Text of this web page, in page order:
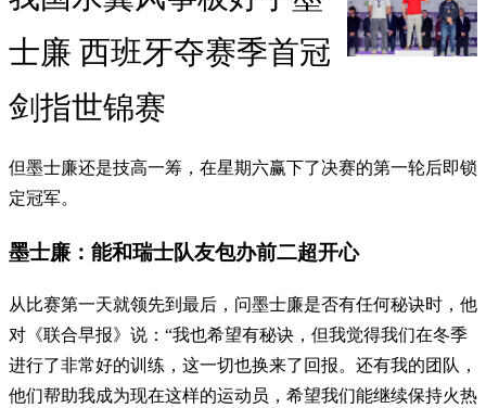
士廉 西班牙夺赛季首冠
剑指世锦赛
但墨士廉还是技高一筹，在星期六赢下了决赛的第一轮后即锁
定冠军。
墨士廉：能和瑞士队友包办前二超开心
从比赛第一天就领先到最后，问墨士廉是否有任何秘诀时，他
对《联合早报》说：“我也希望有秘诀，但我觉得我们在冬季
进行了非常好的训练，这一切也换来了回报。还有我的团队，
他们帮助我成为现在这样的运动员，希望我们能继续保持火热